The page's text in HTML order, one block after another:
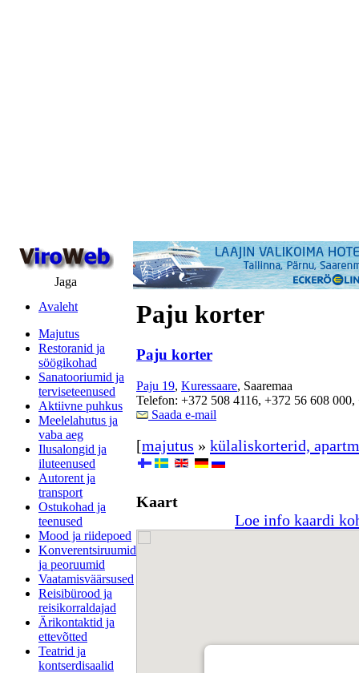
Jaga
Avaleht
Majutus
Restoranid ja
söögikohad
Sanatooriumid ja
terviseteenused
Aktiivne puhkus
Meelelahutus ja
vaba aeg
Ilusalongid ja
iluteenused
Autorent ja
transport
Ostukohad ja
teenused
Mood ja riidepoed
Konverentsiruumid
ja peoruumid
Vaatamisväärsused
Reisibürood ja
reisikorraldajad
Ärikontaktid ja
ettevõtted
Teatrid ja
kontserdisaalid
Paju korter
Paju korter
Paju 19, Kuressaare, Saaremaa
Telefon: +372 508 4116, +372 56 608
Saada e-mail
[majutus » külaliskorterid,
Kaart
Loe info kaardi